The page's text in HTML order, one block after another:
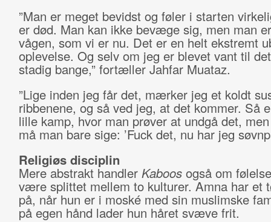
”Man er meget bevidst og føler i starten
er død. Man kan ikke bevæge sig, men man
vågen, som vi er nu. Det er en helt ekstremt
oplevelse. Og selv om jeg er blevet vant til
stadig bange,” fortæller Jahfar Muataz.
”Lige inden jeg får det, mærker jeg et koldt
ribbenene, og så ved jeg, at det kommer. Så
lille kamp, hvor man prøver at undgå det,
må man bare sige: ’Fuck det, nu har jeg
Religiøs disciplin
Mere abstrakt handler Kaboosogså om
være splittet mellem to kulturer. Amna har et
på, når hun er i moské med sin muslimske
på egen hånd lader hun håret svæve frit.